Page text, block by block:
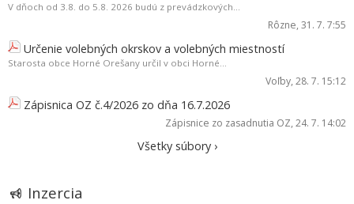
V dňoch od 3.8. do 5.8. 2026 budú z prevádzkových...
Rôzne, 31. 7. 7:55
Určenie volebných okrskov a volebných miestností
Starosta obce Horné Orešany určil v obci Horné...
Voľby, 28. 7. 15:12
Zápisnica OZ č.4/2026 zo dňa 16.7.2026
Zápisnice zo zasadnutia OZ, 24. 7. 14:02
Všetky súbory ›
Inzercia